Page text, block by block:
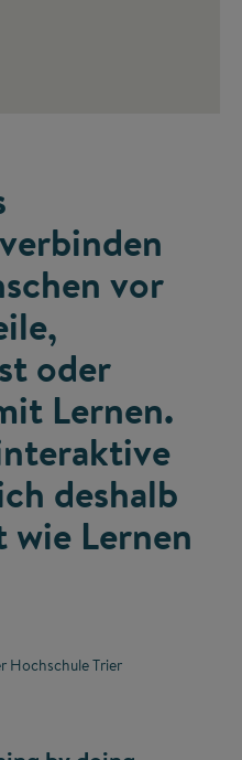
vor
oder
Lernen.
deshalb
Lernen
Hochschule Trier